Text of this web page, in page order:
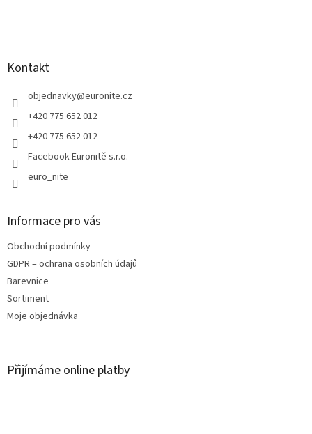
Z
Kontakt
objednavky@euronite.cz
+420 775 652 012
+420 775 652 012
Facebook Euronitě s.r.o.
euro_nite
Informace pro vás
Obchodní podmínky
GDPR – ochrana osobních údajů
Barevnice
Sortiment
Moje objednávka
Přijímáme online platby